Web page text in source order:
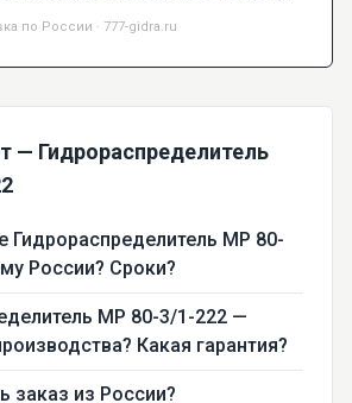
по России · 777-gidra.ru
— Гидрораспределитель
Гидрораспределитель МР 80-
России? Сроки?
МР 80-3/1-222 —
Какая гарантия?
заказ из России?